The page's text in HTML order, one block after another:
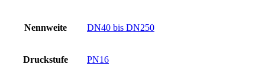
Nennweite DN40 bis DN250
Druckstufe PN16